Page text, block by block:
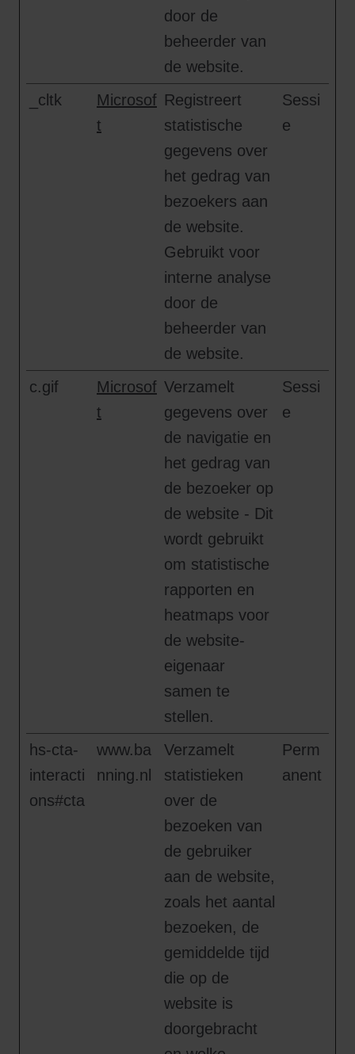
door de
beheerder van
de website.
_cltk
Microsof
t
Registreert
statistische
gegevens over
het gedrag van
bezoekers aan
de website.
Gebruikt voor
interne analyse
door de
beheerder van
de website.
Sessi
e
c.gif
Microsof
t
Verzamelt
gegevens over
de navigatie en
het gedrag van
de bezoeker op
de website - Dit
wordt gebruikt
om statistische
rapporten en
heatmaps voor
de website-
eigenaar
samen te
stellen.
Sessi
e
hs-cta-
interacti
ons#cta
www.ba
nning.nl
Verzamelt
statistieken
over de
bezoeken van
de gebruiker
aan de website,
zoals het aantal
bezoeken, de
gemiddelde tijd
die op de
website is
doorgebracht
Perm
anent